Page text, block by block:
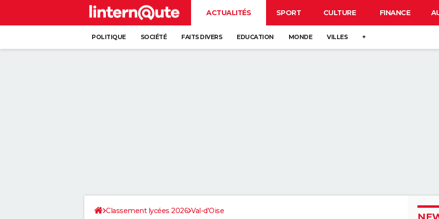
ACTUALITÉS SPORT CULTURE FINANCE
POLITIQUE SOCIÉTÉ FAITS DIVERS EDUCATION MONDE VILLES +
Classement lycées 2026 Val-d'Oise